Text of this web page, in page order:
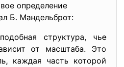
определение
дал Б. Мандельброт:
структура, чье
от масштаба. Это
каждая часть которой